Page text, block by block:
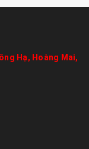
Hạ, Hoàng Mai,